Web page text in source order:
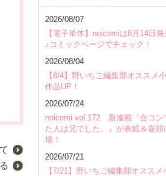
2026/08/07
【電子単体】noicomiは8月14日
♪コミックページでチェック！
2026/08/04
【8/4】野いちご編集部オススメ
作品UP！
2026/07/24
noicomi vol.172 新連載『合コン
た人は兄でした。』が表紙＆巻頭
場！
2026/07/21
【7/21】野いちご編集部オススメ